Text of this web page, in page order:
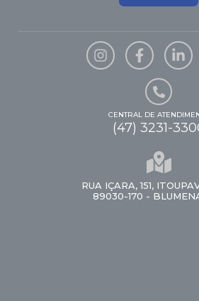
CENTRAL DE
(47) 3231-
RUA IÇARA, 151,
89030-170 -